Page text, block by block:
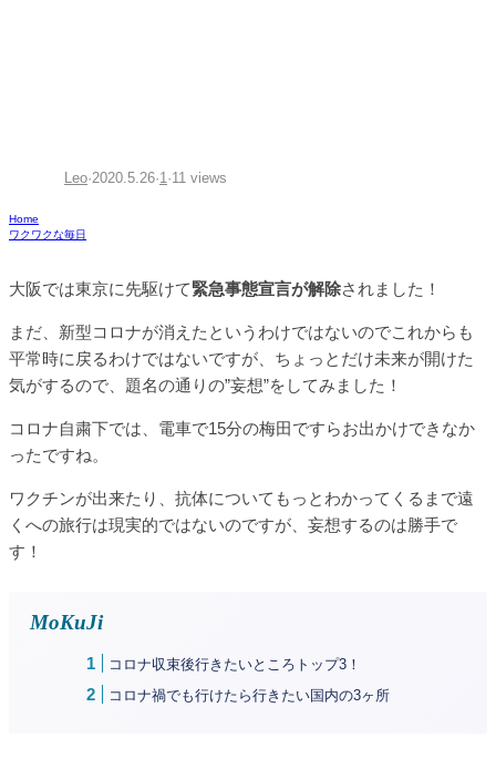
Leo·2020.5.26·1·11 views
Home
ワクワクな毎日
大阪では東京に先駆けて緊急事態宣言が解除されました！
まだ、新型コロナが消えたというわけではないのでこれからも
平常時に戻るわけではないですが、ちょっとだけ未来が開けた
気がするので、題名の通りの”妄想”をしてみました！
コロナ自粛下では、電車で15分の梅田ですらお出かけできなか
ったですね。
ワクチンが出来たり、抗体についてもっとわかってくるまで遠
くへの旅行は現実的ではないのですが、妄想するのは勝手で
す！
MoKuJi
コロナ収束後行きたいところトップ3！
コロナ禍でも行けたら行きたい国内の3ヶ所